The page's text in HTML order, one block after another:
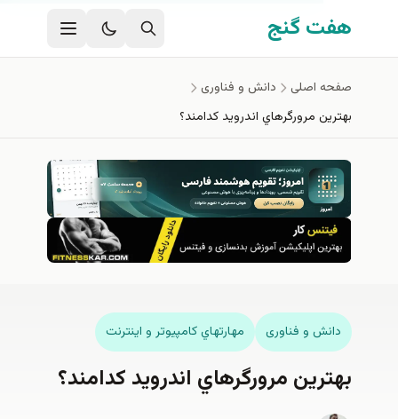
گنج
دانش و فناوری
مرورگرهاي اندرويد كدامند؟
و فناوری مهارتهاي كامپيوتر و اينترنت
مرورگرهاي اندرويد كدامند؟